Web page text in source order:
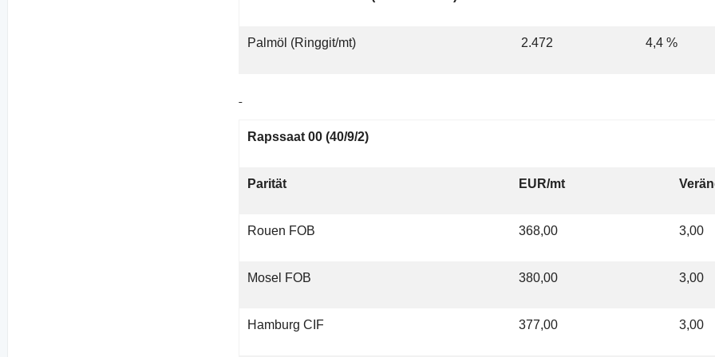
Palmöl (Ringgit/mt) 2.472 4,4 %
Rapssaat 00 (40/9/2)
Parität EUR/mt
Rouen FOB 368,00 3,00
Mosel FOB 380,00 3,00
Hamburg CIF 377,00 3,00